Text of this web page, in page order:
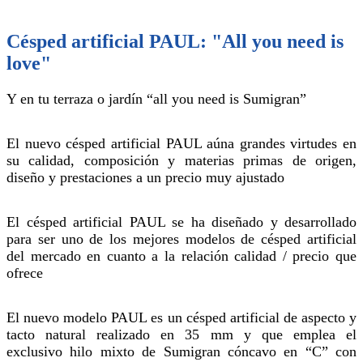
Césped artificial PAUL: "All you need is
love"
Y en tu terraza o jardín “all you need is Sumigran”
El nuevo césped artificial PAUL aúna grandes virtudes en
su calidad, composición y materias primas de origen,
diseño y prestaciones a un precio muy ajustado
El césped artificial PAUL se ha diseñado y desarrollado
para ser uno de los mejores modelos de césped artificial
del mercado en cuanto a la relación calidad / precio que
ofrece
El nuevo modelo PAUL es un césped artificial de aspecto y
tacto natural realizado en 35 mm y que emplea el
exclusivo hilo mixto de Sumigran cóncavo en “C” con